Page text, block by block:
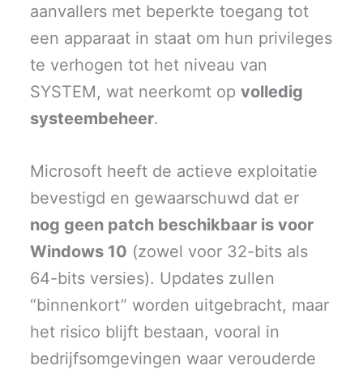
aanvallers met beperkte toegang tot
een apparaat in staat om hun privileges
te verhogen tot het niveau van
SYSTEM, wat neerkomt opvolledig
systeembeheer.
Microsoft heeft de actieve exploitatie
bevestigd en gewaarschuwd dat er
nog geen patch beschikbaar is voor
Windows 10 (zowel voor 32-bits als
64-bits versies). Updates zullen
“binnenkort” worden uitgebracht, maar
het risico blijft bestaan, vooral in
bedrijfsomgevingen waar verouderde